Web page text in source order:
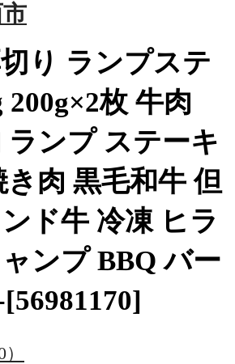
り ランプステ
200g×2枚 牛肉
ランプ ステーキ
き肉 黒毛和牛 但
ド牛 冷凍 ヒラ
ンプ BBQ バー
）